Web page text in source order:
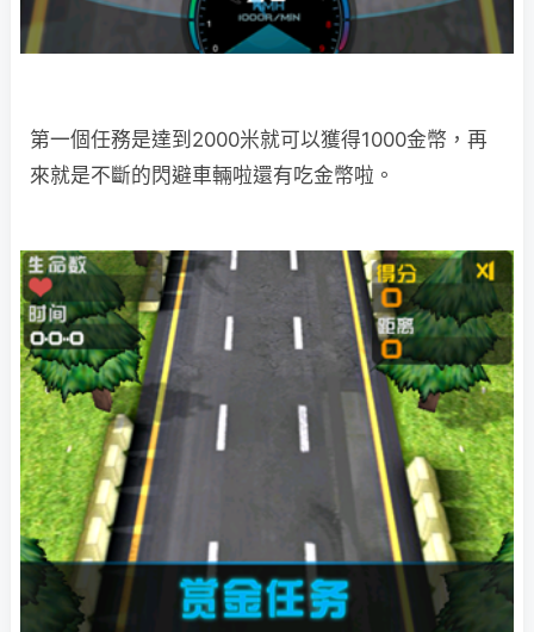
第一個任務是達到2000米就可以獲得1000金幣，再
來就是不斷的閃避車輛啦還有吃金幣啦。